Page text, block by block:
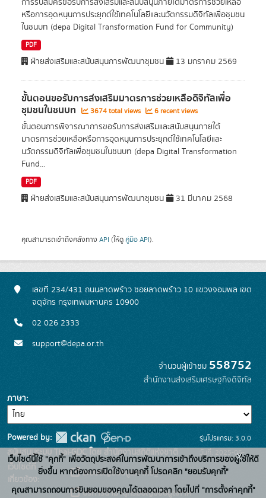
การรับสมัครขอรับการส่งเสริมและสนับสนุนภายใต้มาตรการช่วยเหลือ
หรือการอุดหนุนการประยุกต์ใช้เทคโนโลยีและนวัตกรรมดิจิทัลเพื่อชุมชน
ในชนบท (depa Digital Transformation Fund for Community)
PDF
ฝ่ายส่งเสริมและสนับสนุนการพัฒนาชุมชน 13 มกราคม 2569
ขั้นตอนขอรับการส่งเสริมมาตรการช่วยเหลือดิจิทัลเพื่อ
ชุมชนในชนบท 3674 total views 6 recent views
ขั้นตอนการพิจารณาการขอรับการส่งเสริมและสนับสนุนภายใต้
มาตรการช่วยเหลือหรือการอุดหนุนการประยุกต์ใช้เทคโนโลยีและ
นวัตกรรมดิจิทัลเพื่อชุมชนในชนบท (depa Digital Transformation
Fund...
PDF
ฝ่ายส่งเสริมและสนับสนุนการพัฒนาชุมชน 31 มีนาคม 2568
คุณสามารถเข้าถึงคลังทาง API (ให้ดู คู่มือ API).
เลขที่ 234/431 ถนนลาดพร้าว ซอยลาดพร้าว 10 แขวงจอมพล เขต
จตุจักร กรุงเทพมหานคร 10900
02 026 2333
support@depa.or.th
จำนวนผู้เข้าชม 558752
สำนักงานส่งเสริมเศรษฐกิจดิจิทัล
ภาษา
Powered by:
สนับสนุนระบบ Thai-GDC โดย สำนักงานสถิติแห่งชาติ
เว็บไซต์ที่
เกี่ยวข้อง:
ระบบบัญชีข้อมูลภาครัฐ
บริการนามานุกรมบัญชีข้อมูลภาค
รุ่นโปรแกรม: 3.0.0
วันที่: 2025-06-
10
เว็บไซต์นี้ใช้ "คุกกี้" เพื่อวัตถุประสงค์ในการพัฒนาการเข้าถึงบริการของผู้ใช้ให้ดี
ยิ่งขึ้น หากต้องการเปิดใช้งานคุกกี้ โปรดคลิก "ยอมรับคุกกี้"
คุณสามารถถอนการยินยอมของคุณได้ตลอดเวลา โดยไปที่ "การตั้งค่าคุกกี้"
x